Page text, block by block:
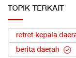
TOPIK TERKAIT
retret kepala
berita daerah